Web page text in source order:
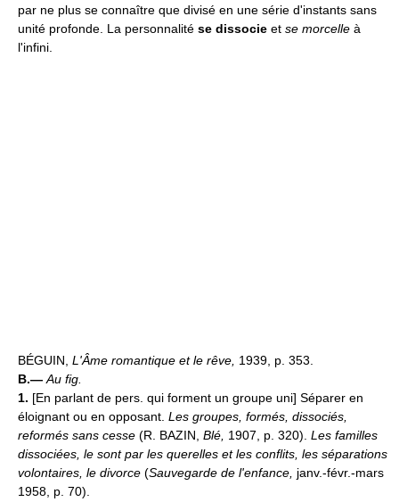
par ne plus se connaître que divisé en une série d'instants sans
unité profonde. La personnalité se dissocie et se morcelle à
l'infini.
BÉGUIN, L'Âme romantique et le rêve, 1939, p. 353.
B.— Au fig.
1. [En parlant de pers. qui forment un groupe uni] Séparer en
éloignant ou en opposant. Les groupes, formés, dissociés,
reformés sans cesse (R. BAZIN, Blé, 1907, p. 320). Les familles
dissociées, le sont par les querelles et les conflits, les séparations
volontaires, le divorce (Sauvegarde de l'enfance, janv.-févr.-mars
1958, p. 70).